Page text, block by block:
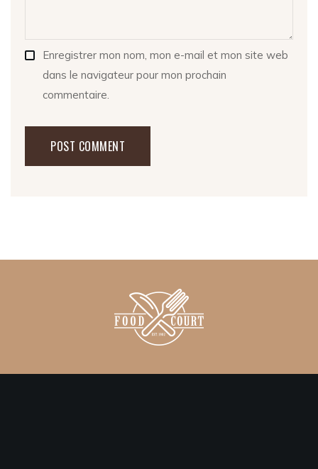
Enregistrer mon nom, mon e-mail et mon site web
dans le navigateur pour mon prochain
commentaire.